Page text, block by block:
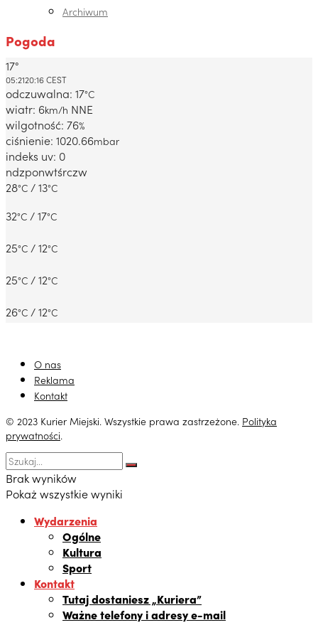
Archiwum
Pogoda
Dabrowa Gornicza, PL
17°
05:2120:16 CEST
odczuwalna: 17°C
wiatr: 6km/h NNE
wilgotność: 76%
ciśnienie: 1020.66mbar
indeks uv: 0
ndzponwtśrczw
28°C / 13°C
32°C / 17°C
25°C / 12°C
25°C / 12°C
26°C / 12°C
O nas
Reklama
Kontakt
© 2023 Kurier Miejski. Wszystkie prawa zastrzeżone. Polityka
prywatności.
Brak wyników
Pokaż wszystkie wyniki
Wydarzenia
Ogólne
Kultura
Sport
Kontakt
Tutaj dostaniesz „Kuriera”
Ważne telefony i adresy e-mail